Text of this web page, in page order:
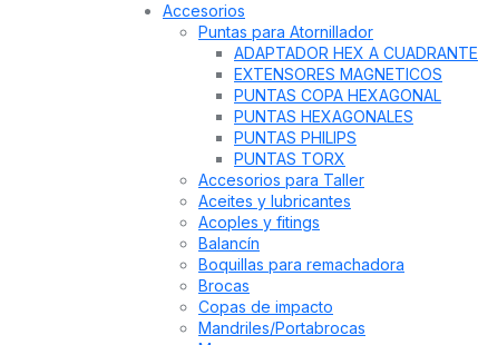
Accesorios
Puntas para Atornillador
ADAPTADOR HEX A CUADRANTE
EXTENSORES MAGNETICOS
PUNTAS COPA HEXAGONAL
PUNTAS HEXAGONALES
PUNTAS PHILIPS
PUNTAS TORX
Accesorios para Taller
Aceites y lubricantes
Acoples y fitings
Balancín
Boquillas para remachadora
Brocas
Copas de impacto
Mandriles/Portabrocas